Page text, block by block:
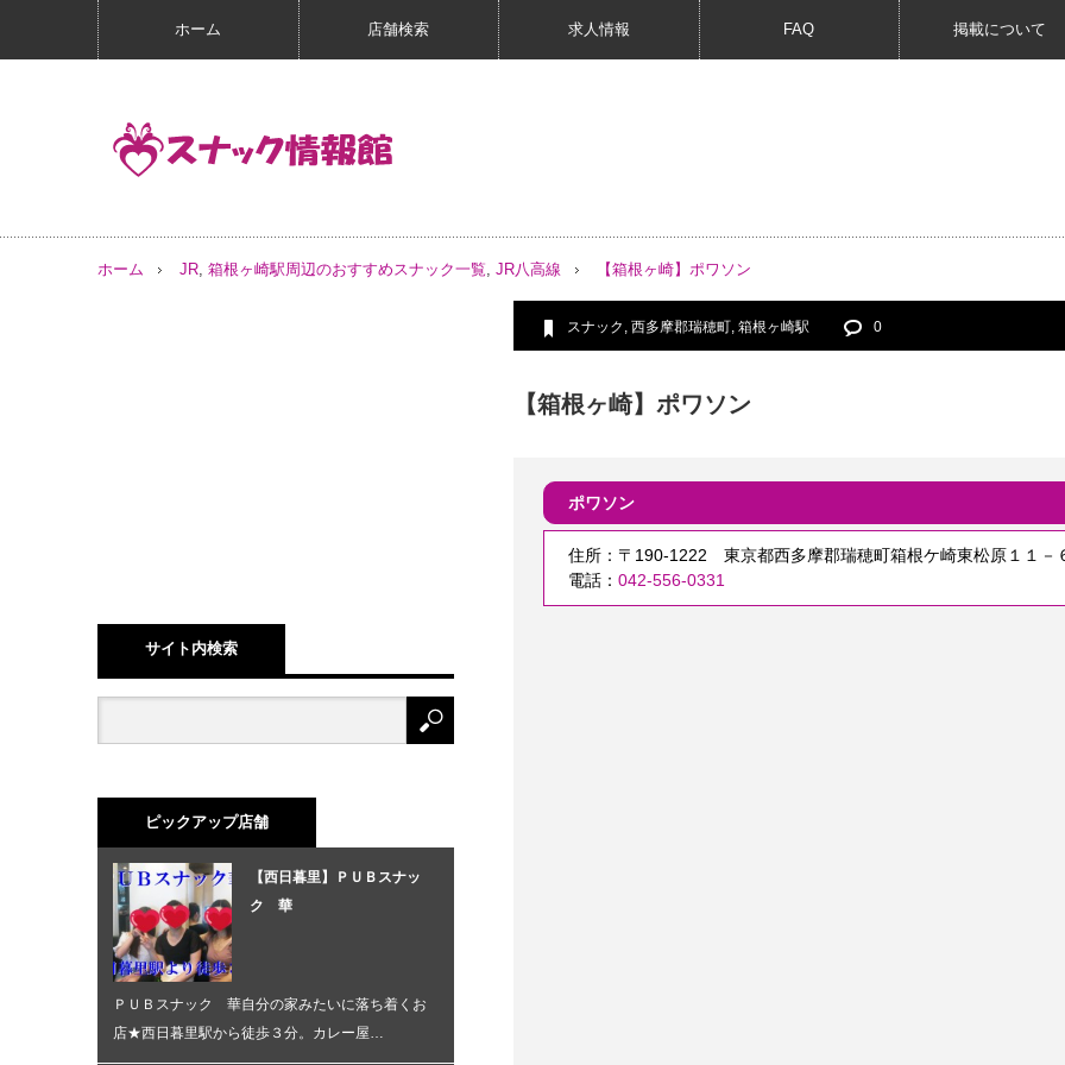
ホーム 店舗検索 求人情報 FAQ 掲載について
ホーム JR, 箱根ヶ崎駅周辺のおすすめスナック一覧, JR八高線 【箱根ヶ崎】ポワソン
スナック , 西多摩郡瑞穂町, 箱根ヶ崎駅 0
【箱根ヶ崎】ポワソン
ポワソン
住所：〒190-1222 東京都西多摩郡瑞穂町箱根ケ崎東松原１１－
電話： 042-556-0331
サイト内検索
ピックアップ店舗
【西日暮里】ＰＵＢスナッ
ク 華
ＰＵＢスナック 華自分の家みたいに落ち着くお
店★西日暮里駅から徒歩３分。カレー屋…